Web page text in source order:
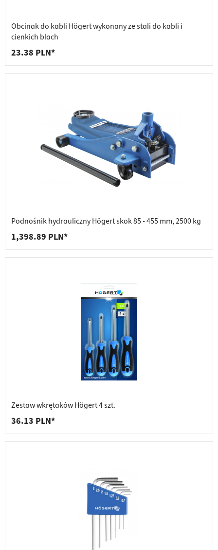
Obcinak do kabli Högert wykonany ze stali do kabli i
cienkich blach
23.38 PLN*
Podnośnik hydrauliczny Högert skok 85 - 455 mm, 2500 kg
1,398.89 PLN*
Zestaw wkrętaków Högert 4 szt.
36.13 PLN*